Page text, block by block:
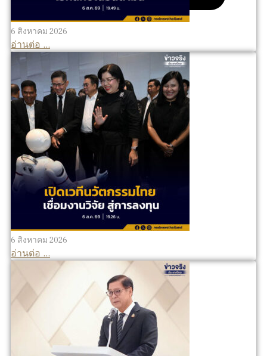
6 สิงหาคม 2026
อ่านต่อ ...
6 สิงหาคม 2026
อ่านต่อ ...